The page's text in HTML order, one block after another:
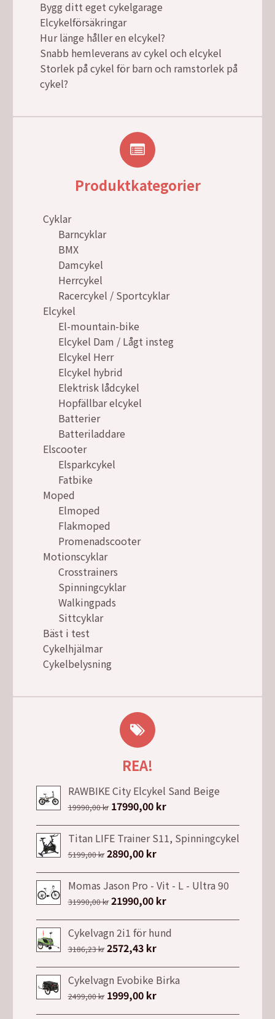
Bygg ditt eget cykelgarage
Elcykelförsäkringar
Hur länge håller en elcykel?
Snabb hemleverans av cykel och elcykel
Storlek på cykel för barn och ramstorlek på
cykel?
Produktkategorier
Cyklar
Barncyklar
BMX
Damcykel
Herrcykel
Racercykel / Sportcyklar
Elcykel
El-mountain-bike
Elcykel Dam / Lågt insteg
Elcykel Herr
Elcykel hybrid
Elektrisk lådcykel
Hopfällbar elcykel
Batterier
Batteriladdare
Elscooter
Elsparkcykel
Fatbike
Moped
Elmoped
Flakmoped
Promenadscooter
Motionscyklar
Crosstrainers
Spinningcyklar
Walkingpads
Sittcyklar
Bäst i test
Cykelhjälmar
Cykelbelysning
REA!
RAWBIKE City Elcykel Sand Beige
19990,00kr Det
ursprungliga
priset
var:
17990,00 krDet
nuvarande
priset
Titan LIFE Trainer S11, Spinningcykel
5199,00kr Det
ursprungliga
priset
var:
2890,00 krDet
nuvarande
priset
är:
Momas Jason Pro - Vit - L - Ultra 90
31990,00kr Det
ursprungliga
priset
var:
21990,00 krDet
nuvarande
priset
Cykelvagn 2i1 för hund
3186,23kr Det
ursprungliga
priset
var:
2572,43 krDet
nuvarande
priset
är:
Cykelvagn Evobike Birka
2499,00kr Det
ursprungliga
1999,00 krDet
nuvarande